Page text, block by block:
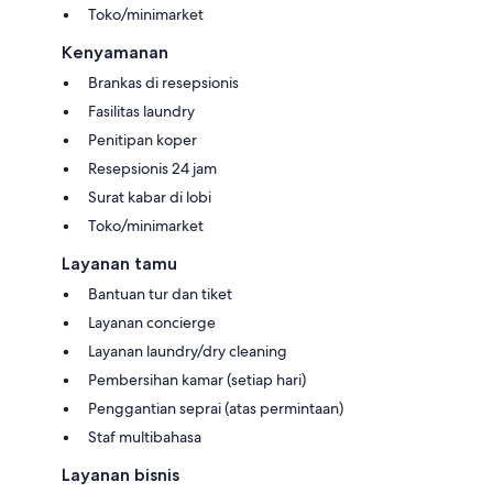
Toko/minimarket
Kenyamanan
Brankas di resepsionis
Fasilitas laundry
Penitipan koper
Resepsionis 24 jam
Surat kabar di lobi
Toko/minimarket
Layanan tamu
Bantuan tur dan tiket
Layanan concierge
Layanan laundry/dry cleaning
Pembersihan kamar (setiap hari)
Penggantian seprai (atas permintaan)
Staf multibahasa
Layanan bisnis